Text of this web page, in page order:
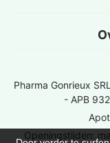
Pharma Gonrieux
- APB
Openingstijden: